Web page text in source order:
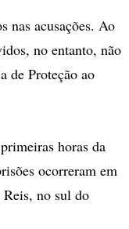
nas acusações. Ao
no entanto, não
de Proteção ao
horas da
ocorreram em
no sul do